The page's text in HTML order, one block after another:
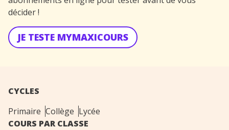
décider !
JE TESTE MYMAXICOURS
CYCLES
Primaire Collège Lycée
COURS PAR CLASSE